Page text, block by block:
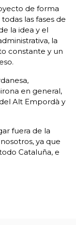
de forma
las fases de
la idea y el
la
constante y un
en general,
Alt Empordà y
fuera de la
ya que
Cataluña, e